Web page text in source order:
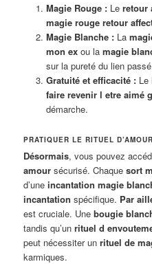
Magie Rouge :Le retour
magie rouge retour
Magie Blanche :La
mon exou la magie
sur la pureté du lien
Gratuité et efficacité :Le
faire revenir l etre aimé
démarche.
PRATIQUER LE RITUEL
Désormais, vous pouvez
amour sécurisé. Chaquesort
d’uneincantation magie
incantation spécifique. Par
est cruciale. Unebougie
tandis qu’unrituel d
peut nécessiter unrituel de
karmiques.